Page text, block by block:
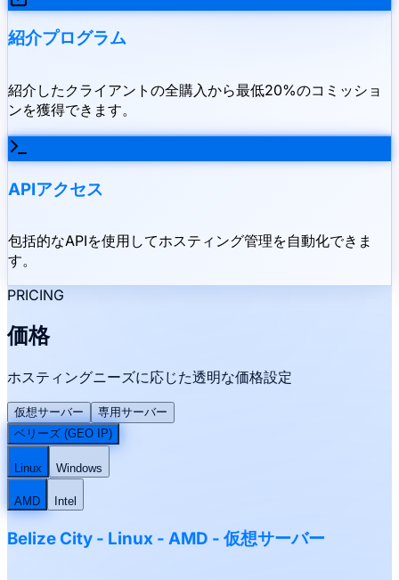
紹介プログラム
紹介したクライアントの全購入から最低20%のコミッショ
ンを獲得できます。
APIアクセス
包括的なAPIを使用してホスティング管理を自動化できま
す。
PRICING
価格
ホスティングニーズに応じた透明な価格設定
仮想サーバー
専用サーバー
ベリーズ (GEO IP)
Linux Windows
AMD Intel
Belize City - Linux - AMD - 仮想サーバー